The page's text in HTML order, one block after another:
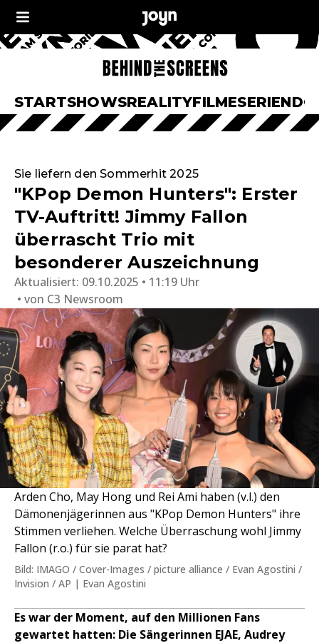
STARTSHOWSREALITYFILMESERIEN
Sie liefern den Sommerhit 2025
"KPop Demon Hunters": Erster
TV-Auftritt! Jimmy Fallon
überrascht Trio mit
besonderer Auszeichnung
Aktualisiert: 09.10.2025 • 11:19 Uhr
von C3 Newsroom
Arden Cho, May Hong und Rei Ami haben (v.l.) den
Dämonenjägerinnen aus "KPop Demon Hunters" ihre
Stimmen verliehen. Welche Überraschung wohl Jimmy
Fallon (r.o.) für sie parat hat?
Bild: IMAGO / Cover-Images / picture alliance / Evan Agostini /
Invision / AP | Evan Agostini
Es war der Moment, auf den Millionen Fans
gewartet hatten: Die Sängerinnen EJAE, Audrey